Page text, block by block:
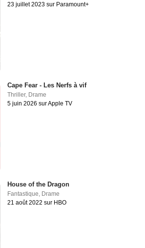
23 juillet 2023 sur Paramount+
Cape Fear - Les Nerfs à vif
Thriller, Drame
5 juin 2026 sur Apple TV
House of the Dragon
Fantastique, Drame
21 août 2022 sur HBO